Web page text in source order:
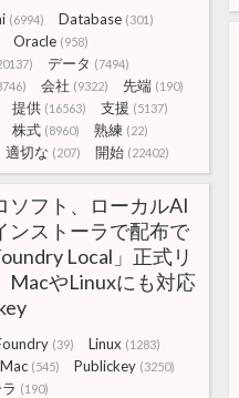
(6994) Database (301)
Oracle (958)
データ (7494)
会社 (9322) 先端 (190)
提供 (16563) 支援 (5137)
株式 (8960) 熟練 (22)
適切な (207) 開始 (22402)
ソフト、ローカルAI
ンストーラで配布で
Local」正式リ
MacやLinuxにも対応
(39) Linux (1283)
Mac (545) Publickey (3250)
(190)